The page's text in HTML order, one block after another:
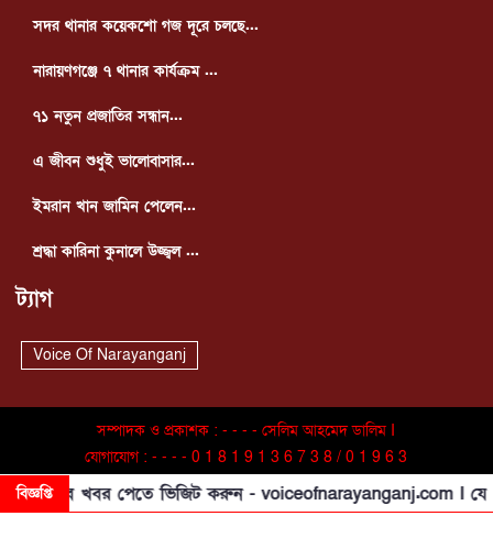
বিজ্ঞপ্তি
সব খবর পেতে ভিজিট করুন - voiceofnarayanganj.com I যে
সদর থানার কয়েকশো গজ দূরে চলছে...
নারায়ণগঞ্জে ৭ থানার কার্যক্রম ...
৭১ নতুন প্রজাতির সন্ধান...
এ জীবন শুধুই ভালোবাসার...
ইমরান খান জামিন পেলেন...
শ্রদ্ধা কারিনা কুনালে উজ্জ্বল ...
ট্যাগ
Voice Of Narayanganj
সম্পাদক ও প্রকাশক : - - - - সেলিম আহমেদ ডালিম I
যোগাযোগ : - - - - 0 1 8 1 9 1 3 6 7 3 8 / 0 1 9 6 3
9 5 8 2 2 6 Copyright © 2025. All Rights
Reserved By VON24.COM I